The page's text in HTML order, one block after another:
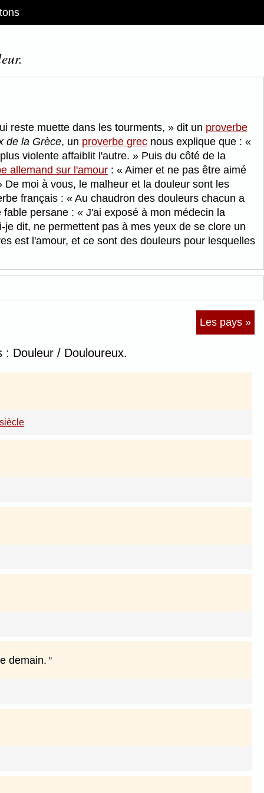
reste muette dans les tourments, dit un proverbe
de la Grèce, un proverbe grec nous explique que :
violente affaiblit l'autre.
Puis du côté de la
allemand sur l'amour :
Aimer et ne pas être aimé
De moi à vous, le malheur et la douleur sont les
français :
Au chaudron des douleurs chacun a
fable persane :
J'ai exposé à mon médecin la
dit, ne permettent pas à mes yeux de se clore un
est l'amour, et ce sont des douleurs pour lesquelles
Les pays »
Douleur / Douloureux.
siècle
demain.